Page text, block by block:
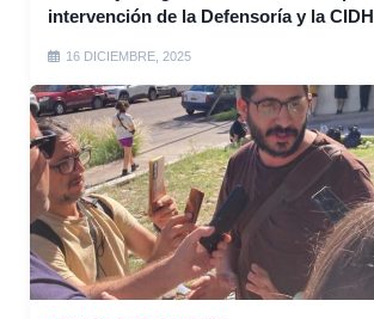
intervención de la Defensoría y la CIDH
16 DICIEMBRE, 2025